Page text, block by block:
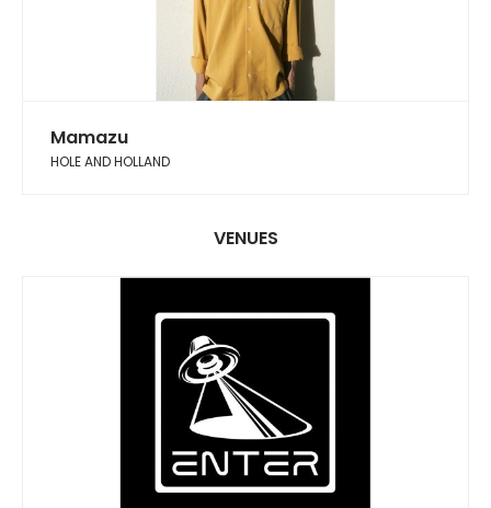
Mamazu
HOLE AND HOLLAND
VENUES